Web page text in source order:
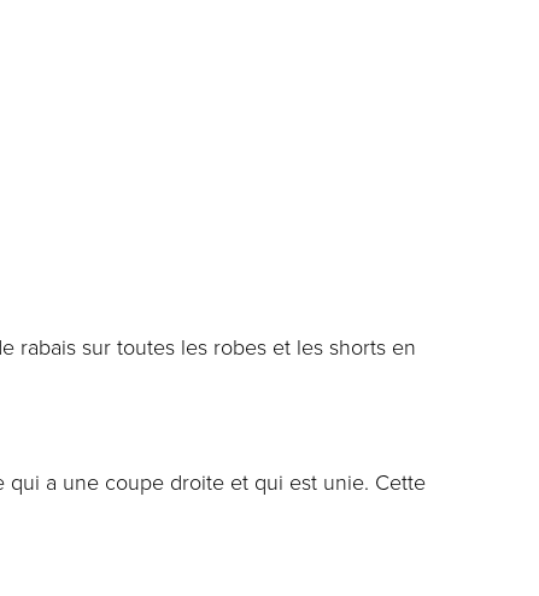
rabais sur toutes les robes et les shorts en
a une coupe droite et qui est unie. Cette